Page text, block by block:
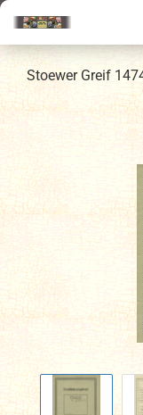
Stoewer Greif